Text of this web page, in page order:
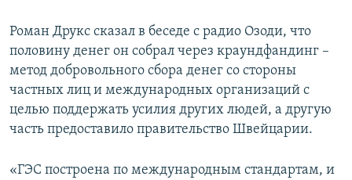
Роман Друкс сказал в беседе с радио Озоди, что
половину денег он собрал через краундфандинг –
метод добровольного сбора денег со стороны
частных лиц и международных организаций с
целью поддержать усилия других людей, а другую
часть предоставило правительство Швейцарии.
«ГЭС построена по международным стандартам, и